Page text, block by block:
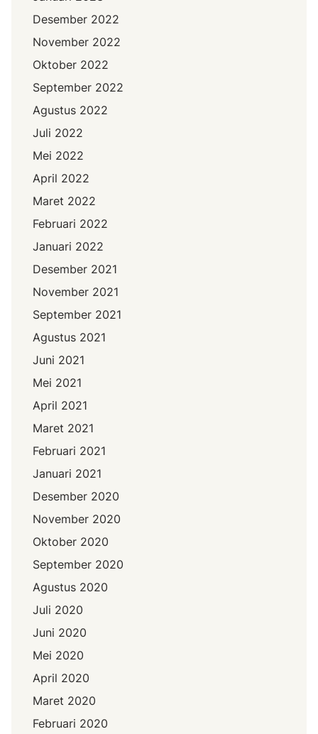
Desember 2022
November 2022
Oktober 2022
September 2022
Agustus 2022
Juli 2022
Mei 2022
April 2022
Maret 2022
Februari 2022
Januari 2022
Desember 2021
November 2021
September 2021
Agustus 2021
Juni 2021
Mei 2021
April 2021
Maret 2021
Februari 2021
Januari 2021
Desember 2020
November 2020
Oktober 2020
September 2020
Agustus 2020
Juli 2020
Juni 2020
Mei 2020
April 2020
Maret 2020
Februari 2020